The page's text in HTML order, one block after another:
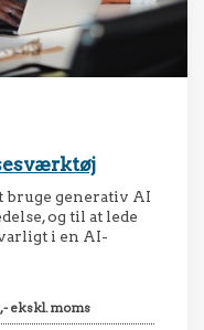
bruge generativ AI
og til at lede
i en AI-
ekskl. moms